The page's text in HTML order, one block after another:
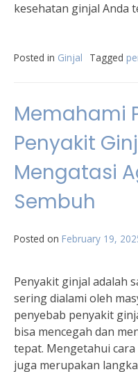
kesehatan ginjal Anda
Posted in Ginjal Tagged
Memahami
Penyakit
Mengatasi
Sembuh
Posted on February 19,
Penyakit ginjal adalah
sering dialami oleh
penyebab penyakit
bisa mencegah dan
tepat. Mengetahui
juga merupakan